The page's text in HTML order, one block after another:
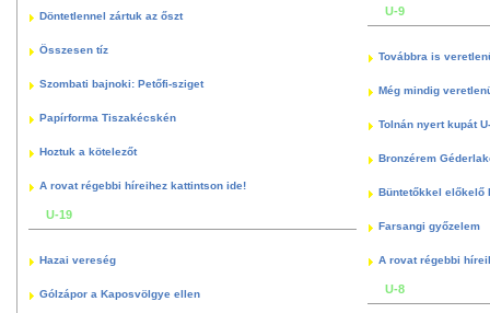
Döntetlennel zártuk az őszt
Összesen tíz
Szombati bajnoki: Petőfi-sziget
Papírforma Tiszakécskén
Hoztuk a kötelezőt
A rovat régebbi híreihez kattintson ide!
U-19
Hazai vereség
Gólzápor a Kaposvölgye ellen
U-9
Továbbra is
Még mindig
Tolnán nyert kupát
Bronzérem
Büntetőkkel előkelő
Farsangi győzelem
A rovat régebbi
U-8